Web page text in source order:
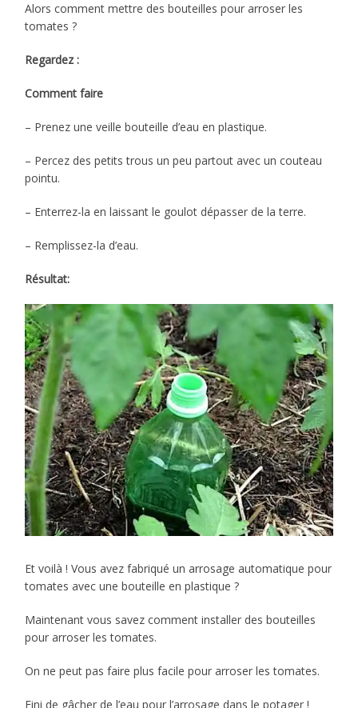
Alors comment mettre des bouteilles pour arroser les
tomates ?
Regardez :
Comment faire
– Prenez une veille bouteille d’eau en plastique.
– Percez des petits trous un peu partout avec un couteau
pointu.
– Enterrez-la en laissant le goulot dépasser de la terre.
– Remplissez-la d’eau.
Résultat:
Et voilà ! Vous avez fabriqué un arrosage automatique pour
tomates avec une bouteille en plastique ?
Maintenant vous savez comment installer des bouteilles
pour arroser les tomates.
On ne peut pas faire plus facile pour arroser les tomates.
Fini de gâcher de l’eau pour l’arrosage dans le potager !